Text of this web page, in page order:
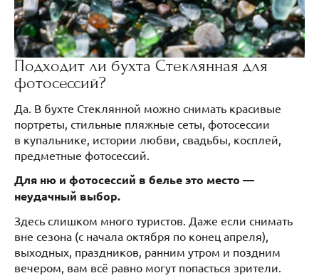
Подходит ли бухта Стеклянная для
фотосессий?
Да. В бухте Стеклянной можно снимать красивые
портреты, стильные пляжные сеты, фотосессии
в купальнике, истории любви, свадьбы, косплей,
предметные фотосессий.
Для ню и фотосессий в белье это место —
неудачный выбор.
Здесь слишком много туристов. Даже если снимать
вне сезона (с начала октября по конец апреля),
выходных, праздников, ранним утром и поздним
вечером, вам всё равно могут попасться зрители.